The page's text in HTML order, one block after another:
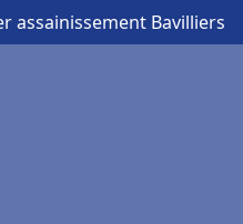
assainissement Bavilliers